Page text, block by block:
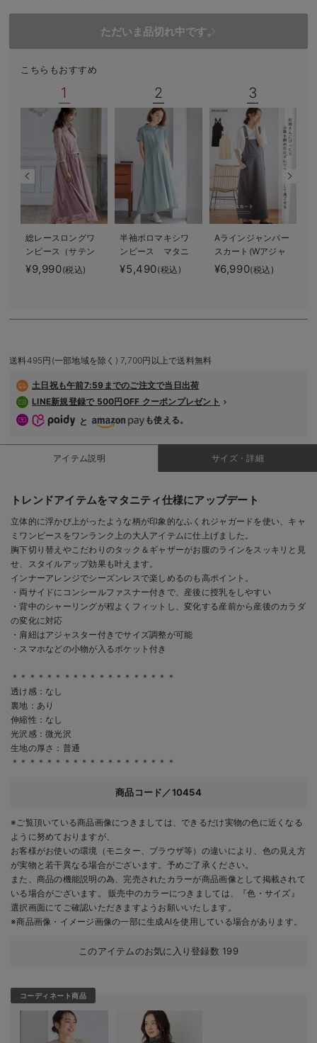
ロンパースはいつからいつまで使う？選ぶポイントも解説！
ファルスカ
入院準備の持ち物チェック
ただいま品切れ中です。
こちらもおすすめ
1
総レースロングワ
ンピース（サテン
リボンベルト
付） マタニテ
¥9,990(税込)
2
半袖ポロマキシワ
ンピース マタニ
ティ・授乳服【出
産後も長く使え
¥5,490(税込)
3
Aラインジャンパー
スカート(Wアジャ
スター付) マタニ
ティ・授乳服【出
¥6,990(税込)
送料495円(一部地域を除く) 7,700円以上で送料無料
土日祝も午前7:59までのご注文で当日出荷
LINE新規登録で 500円OFF クーポンプレゼント
と
も使える。
アイテム説明 サイズ・詳細
トレンドアイテムをマタニティ仕様にアップデート
立体的に浮かび上がったような柄が印象的なふくれジャガードを使い、キャ
ミワンピースをワンランク上の大人アイテムに仕上げました。
胸下切り替えやこだわりのタック＆ギャザーがお腹のラインをスッキリと見
せ、スタイルアップ効果も叶えます。
インナーアレンジでシーズンレスで楽しめるのも高ポイント。
・両サイドにコンシールファスナー付きで、産後に授乳をしやすい
・背中のシャーリングが程よくフィットし、変化する産前から産後のカラダ
の変化に対応
・肩紐はアジャスター付きでサイズ調整が可能
・スマホなどの小物が入るポケット付き
＊＊＊＊＊＊＊＊＊＊＊＊＊＊＊＊＊＊＊
透け感：なし
裏地：あり
伸縮性：なし
光沢感：微光沢
生地の厚さ：普通
＊＊＊＊＊＊＊＊＊＊＊＊＊＊＊＊＊＊＊
商品コード／10454
※ご覧頂いている商品画像につきましては、できるだけ実物の色に近くなる
ように努めておりますが、
お客様がお使いの環境（モニター、ブラウザ等）の違いにより、色の見え方
が実物と若干異なる場合がございます。予めご了承ください。
また、商品の機能説明の為、完売されたカラーが商品画像として掲載されて
いる場合がございます。 販売中のカラーにつきましては、『色・サイズ』
選択画面にてご確認いただきますようお願いいたします。
※商品画像・イメージ画像の一部に生成AIを使用している場合があります。
このアイテムのお気に入り登録数 199
コーディネート商品